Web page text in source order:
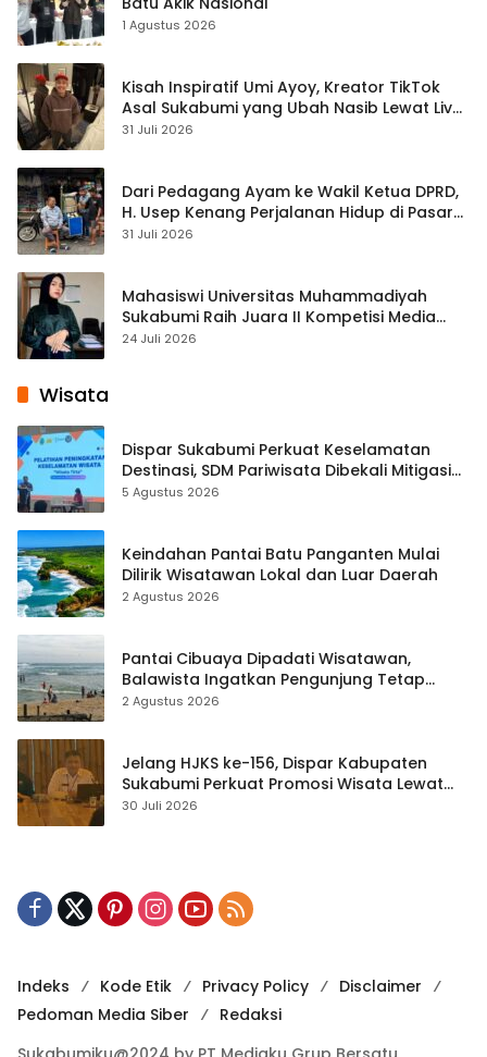
1 Agustus 2026
Kisah Inspiratif Umi Ayoy, Kreator TikTok
Asal Sukabumi yang Ubah Nasib Lewat Live
Streaming
31 Juli 2026
Dari Pedagang Ayam ke Wakil Ketua DPRD,
H. Usep Kenang Perjalanan Hidup di Pasar
Cisaat
31 Juli 2026
Mahasiswi Universitas Muhammadiyah
Sukabumi Raih Juara II Kompetisi Media
Pembelajaran Digital Tingkat Internasional
24 Juli 2026
Wisata
Dispar Sukabumi Perkuat Keselamatan
Destinasi, SDM Pariwisata Dibekali Mitigasi
hingga Teknik Evakuasi
5 Agustus 2026
Keindahan Pantai Batu Panganten Mulai
Dilirik Wisatawan Lokal dan Luar Daerah
2 Agustus 2026
Pantai Cibuaya Dipadati Wisatawan,
Balawista Ingatkan Pengunjung Tetap
Waspada
2 Agustus 2026
Jelang HJKS ke-156, Dispar Kabupaten
Sukabumi Perkuat Promosi Wisata Lewat
Publikasi Digital
30 Juli 2026
Indeks Kode Etik Privacy Policy
Disclaimer
Pedoman Media Siber
Redaksi